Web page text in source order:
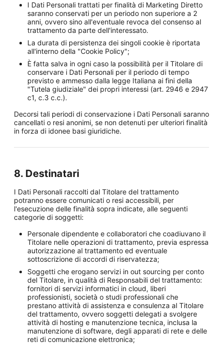
I Dati Personali trattati per finalità di Marketing Diretto
saranno conservati per un periodo non superiore a 2
anni, ovvero sino all'eventuale revoca del consenso al
trattamento da parte dell'interessato.
La durata di persistenza dei singoli cookie è riportata
all'interno della "Cookie Policy";
È fatta salva in ogni caso la possibilità per il Titolare di
conservare i Dati Personali per il periodo di tempo
previsto e ammesso dalla legge Italiana ai fini della
"Tutela giudiziale" dei propri interessi (art. 2946 e 2947
c1, c.3 c.c.).
Decorsi tali periodi di conservazione i Dati Personali saranno
cancellati o resi anonimi, se non detenuti per ulteriori finalità
in forza di idonee basi giuridiche.
8. Destinatari
I Dati Personali raccolti dal Titolare del trattamento
potranno essere comunicati o resi accessibili, per
l'esecuzione delle finalità sopra indicate, alle seguenti
categorie di soggetti:
Personale dipendente e collaboratori che coadiuvano il
Titolare nelle operazioni di trattamento, previa espressa
autorizzazione al trattamento ed eventuale
sottoscrizione di accordi di riservatezza;
Soggetti che erogano servizi in out sourcing per conto
del Titolare, in qualità di Responsabili del trattamento:
fornitori di servizi informatici in cloud, liberi
professionisti, società o studi professionali che
prestano attività di assistenza e consulenza al Titolare
del trattamento, ovvero soggetti delegati a svolgere
attività di hosting e manutenzione tecnica, inclusa la
manutenzione di software, degli apparati di rete e delle
reti di comunicazione elettronica;